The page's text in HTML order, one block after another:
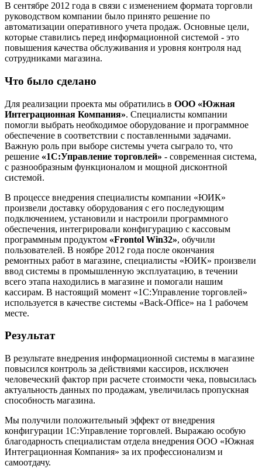
В сентябре 2012 года в связи с изменением формата торговли
руководством компании было принято решение по
автоматизации оперативного учета продаж. Основные цели,
которые ставились перед информационной системой - это
повышения качества обслуживания и уровня контроля над
сотрудниками магазина.
Что было сделано
Для реализации проекта мы обратились в ООО «Южная
Интеграционная Компания». Специалисты компании
помогли выбрать необходимое оборудование и программное
обеспечение в соответствии с поставленными задачами.
Важную роль при выборе системы учета сыграло то, что
решение «1С:Управление торговлей» - современная система,
с разнообразным функционалом и мощной дисконтной
системой.
В процессе внедрения специалисты компании «ЮИК»
произвели доставку оборудования с его последующим
подключением, установили и настроили программного
обеспечения, интегрировали конфигурацию с кассовым
программным продуктом «Frontol Win32», обучили
пользователей. В ноябре 2012 года после окончания
ремонтных работ в магазине, специалисты «ЮИК» произвели
ввод системы в промышленную эксплуатацию, в течении
всего этапа находились в магазине и помогали нашим
кассирам. В настоящий момент «1С:Управление торговлей»
используется в качестве системы «Back-Office» на 1 рабочем
месте.
Результат
В результате внедрения информационной системы в магазине
повысился контроль за действиями кассиров, исключен
человеческий фактор при расчете стоимости чека, повысилась
актуальность данных по продажам, увеличилась пропускная
способность магазина.
Мы получили положительный эффект от внедрения
конфигурации 1С:Управление торговлей. Выражаю особую
благодарность специалистам отдела внедрения ООО «Южная
Интеграционная Компания» за их профессионализм и
самоотдачу.